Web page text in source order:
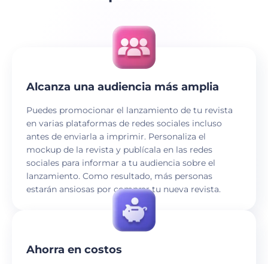
Alcanza una audiencia más amplia
Puedes promocionar el lanzamiento de tu revista
en varias plataformas de redes sociales incluso
antes de enviarla a imprimir. Personaliza el
mockup de la revista y publícala en las redes
sociales para informar a tu audiencia sobre el
lanzamiento. Como resultado, más personas
estarán ansiosas por comprar tu nueva revista.
Ahorra en costos